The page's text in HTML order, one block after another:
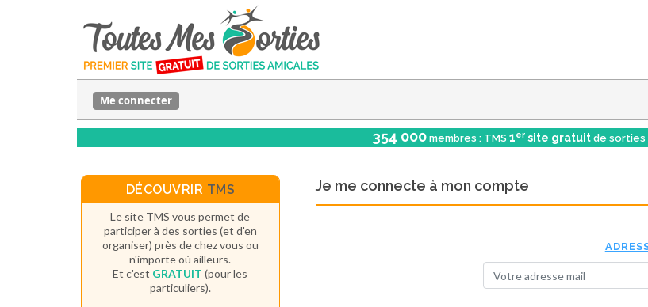
Me connecter
354 000 membres : TMS 1er site gratuit de sorties
Je me connecte à mon compte
DÉCOUVRIR TMS
Le site TMS vous permet de
participer à des sorties (et d'en
organiser) près de chez vous ou
n'importe où ailleurs.
Et c'est GRATUIT (pour les
particuliers).